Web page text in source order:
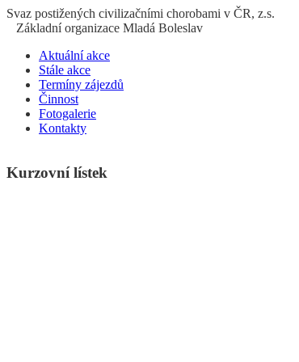
Svaz postižených civilizačními chorobami v ČR, z.s.
Základní organizace Mladá Boleslav
Aktuální akce
Stále akce
Termíny zájezdů
Činnost
Fotogalerie
Kontakty
Kurzovní lístek